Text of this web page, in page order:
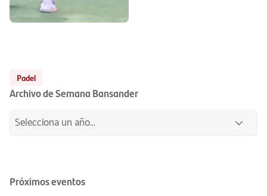
Padel
Archivo de Semana Bansander
Próximos eventos